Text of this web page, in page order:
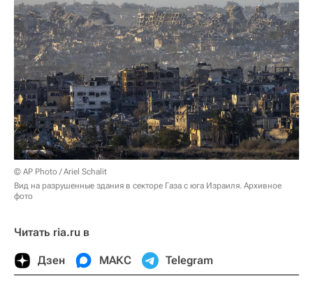
© AP Photo / Ariel Schalit
Вид на разрушенные здания в секторе Газа с юга Израиля. Архивное
фото
Читать ria.ru в
Дзен МАКС Telegram